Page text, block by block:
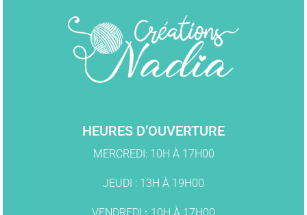
HEURES D’OUVERTURE
MERCREDI: 10H À 17H00
JEUDI : 13H À 19H00